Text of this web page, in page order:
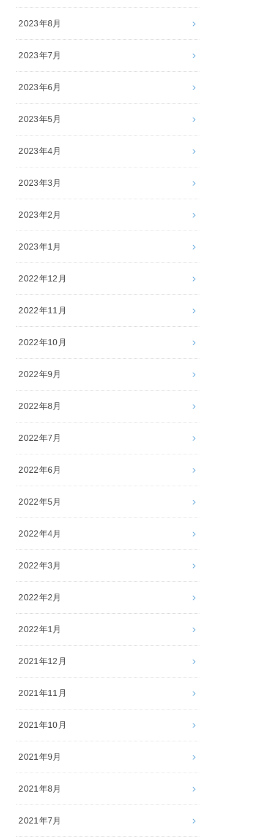
2023年8月
2023年7月
2023年6月
2023年5月
2023年4月
2023年3月
2023年2月
2023年1月
2022年12月
2022年11月
2022年10月
2022年9月
2022年8月
2022年7月
2022年6月
2022年5月
2022年4月
2022年3月
2022年2月
2022年1月
2021年12月
2021年11月
2021年10月
2021年9月
2021年8月
2021年7月